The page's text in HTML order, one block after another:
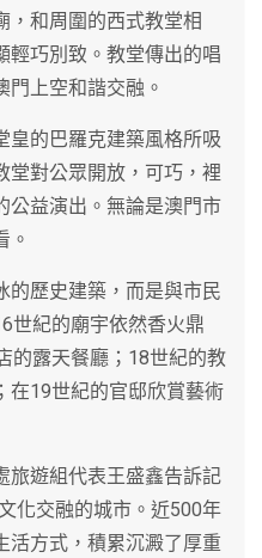
，和周圍的西式教堂相
輕巧別致。教堂傳出的唱
上空和諧交融。
皇的巴羅克建築風格所吸
堂對公眾開放，可巧，裡
公益演出。無論是澳門市
。
的歷史建築，而是與市民
世紀的廟宇依然香火鼎
的露天餐廳；18世紀的教
在19世紀的官邸欣賞藝術
旅遊組代表王盛鑫告訴記
化交融的城市。近500年
活方式，積累沉澱了厚重